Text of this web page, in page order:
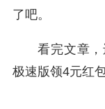
了吧。
看完文章
极速版领4元红